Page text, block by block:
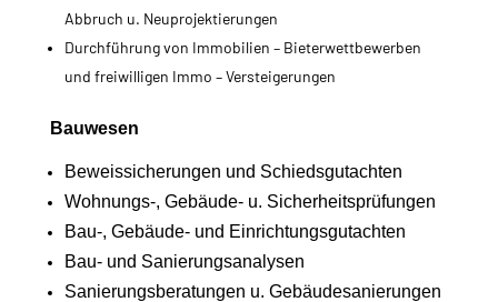
Abbruch u. Neuprojektierungen
Durchführung von Immobilien – Bieterwettbewerben
und freiwilligen Immo – Versteigerungen
Bauwesen
Beweissicherungen und Schiedsgutachten
Wohnungs-, Gebäude- u. Sicherheitsprüfungen
Bau-, Gebäude- und Einrichtungsgutachten
Bau- und Sanierungsanalysen
Sanierungsberatungen u. Gebäudesanierungen